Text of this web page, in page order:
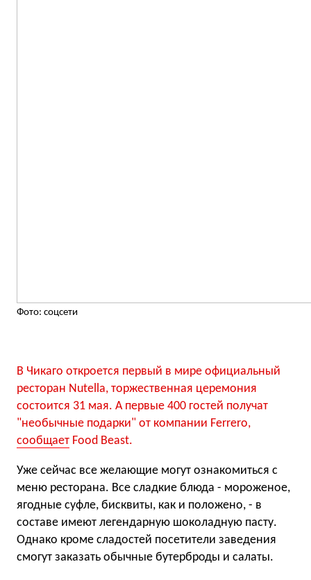
Фото: соцсети
В Чикаго откроется первый в мире официальный
ресторан Nutella, торжественная церемония
состоится 31 мая. А первые 400 гостей получат
"необычные подарки" от компании Ferrero,
сообщает Food Beast.
Уже сейчас все желающие могут ознакомиться с
меню ресторана. Все сладкие блюда - мороженое,
ягодные суфле, бисквиты, как и положено, - в
составе имеют легендарную шоколадную пасту.
Однако кроме сладостей посетители заведения
смогут заказать обычные бутерброды и салаты.